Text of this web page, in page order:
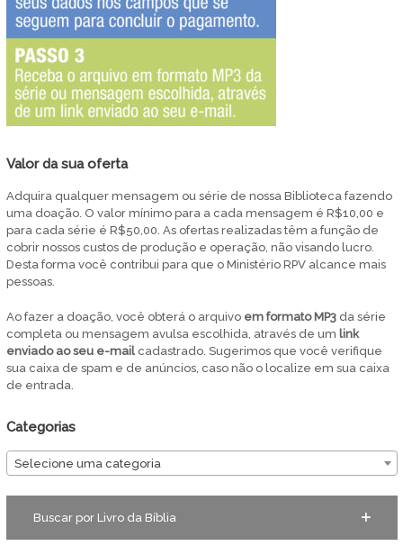
Valor da sua oferta
Adquira qualquer mensagem ou série de nossa Biblioteca fazendo
uma doação. O valor mínimo para a cada mensagem é R$10,00 e
para cada série é R$50,00. As ofertas realizadas têm a função de
cobrir nossos custos de produção e operação, não visando lucro.
Desta forma você contribui para que o Ministério RPV alcance mais
pessoas.
Ao fazer a doação, você obterá o arquivo em formato MP3da série
completa ou mensagem avulsa escolhida, através de um link
enviado ao seu e-mailcadastrado. Sugerimos que você verifique
sua caixa de spam e de anúncios, caso não o localize em sua caixa
de entrada.
Categorias
Selecione uma categoria
Buscar por Livro da Bíblia